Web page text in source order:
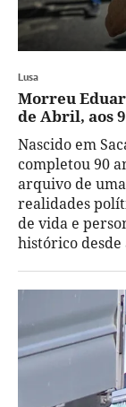
Lusa
Morreu
de Abril, aos
Nascido em
completou 90
arquivo de
realidades
de vida e
histórico desde